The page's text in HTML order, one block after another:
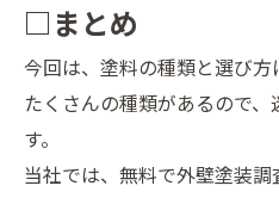
□まとめ
今回は、塗料の種類と選び方
たくさんの種類があるので
す。
当社では、無料で外壁塗装